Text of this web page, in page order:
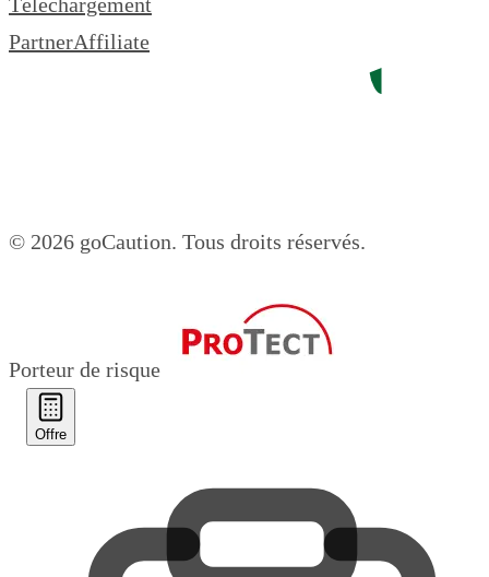
Téléchargement
PartnerAffiliate
© 2026 goCaution. Tous droits réservés.
Porteur de risque
Offre